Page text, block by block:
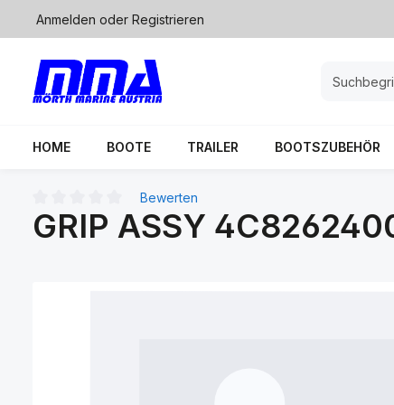
Zur Hauptnavigation springen
Anmelden oder Registrieren
HOME BOOTE TRAILER BOOTSZUBEHÖR
Durchschnittliche Bewertung von 0 von 5 Sternen
Bewerten
GRIP ASSY